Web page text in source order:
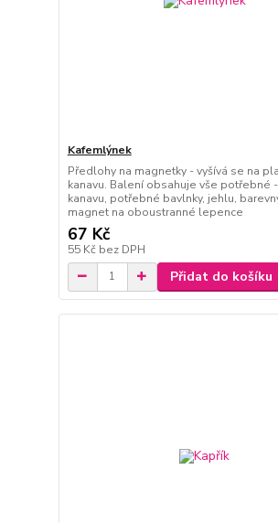
Kafemlýnek
Předlohy na magnetky - vyšívá se na
kanavu. Balení obsahuje vše potřebné
kanavu, potřebné bavlnky, jehlu,
magnet na oboustranné lepence
67 Kč
55 Kč bez DPH
Přidat do košíku